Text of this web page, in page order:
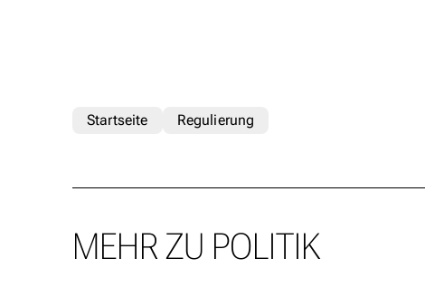
Startseite Regulierung
MEHR ZU POLITIK